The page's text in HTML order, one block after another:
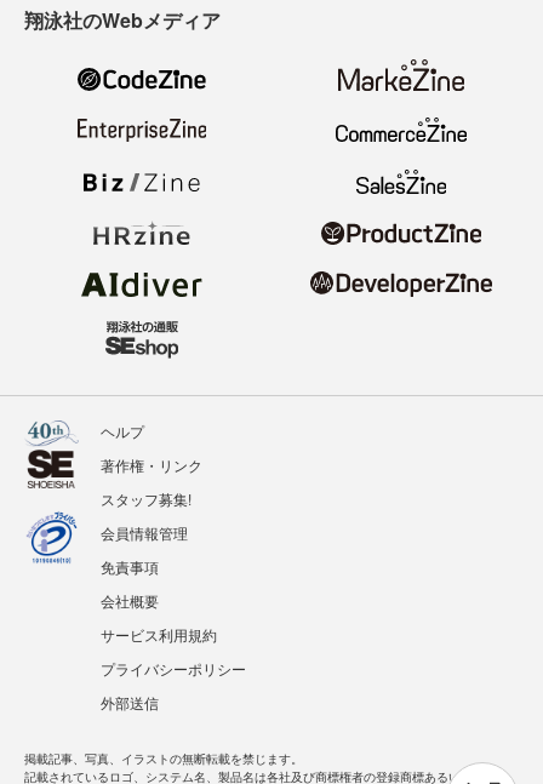
翔泳社のWebメディア
ヘルプ
著作権・リンク
スタッフ募集!
会員情報管理
免責事項
会社概要
サービス利用規約
プライバシーポリシー
外部送信
掲載記事、写真、イラストの無断転載を禁じます。
記載されているロゴ、システム名、製品名は各社及び商標権者の登録商標あるいは商標で